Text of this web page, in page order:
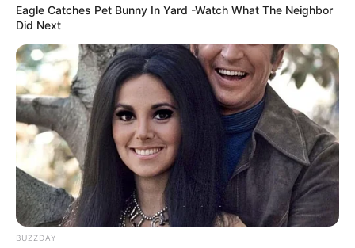
Eagle Catches Pet Bunny In Yard -Watch What The Neighbor
Did Next
BUZZDAY